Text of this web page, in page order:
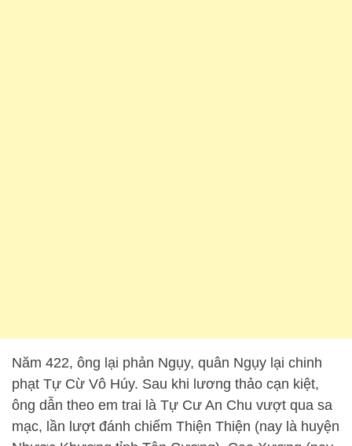
Năm 422, ông lại phản Ngụy, quân Ngụy lại chinh
phạt Tự Cừ Vô Húy. Sau khi lương thảo cạn kiệt,
ông dẫn theo em trai là Tự Cư An Chu vượt qua sa
mạc, lần lượt đánh chiếm Thiện Thiện (nay là huyện